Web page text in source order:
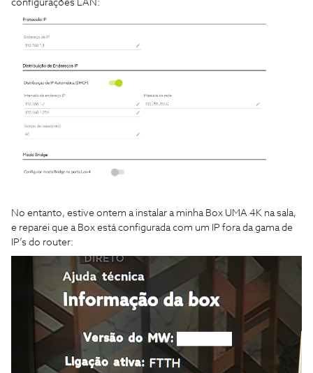
configurações LAN:
No entanto, estive ontem a instalar a minha Box UMA 4K na sala,
e reparei que a Box está configurada com um IP fora da gama de
IP’s do router: